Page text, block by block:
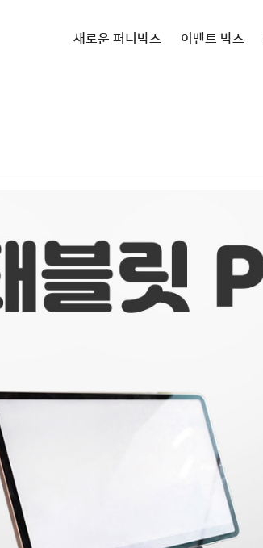
새로운 퍼니박스 이벤트 박스